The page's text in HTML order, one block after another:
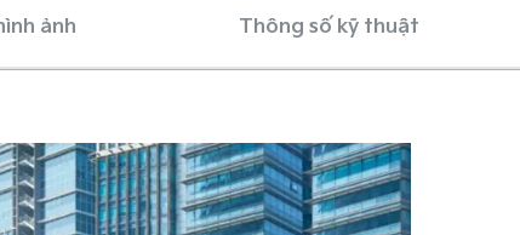
ảnh Thông số kỹ thuật